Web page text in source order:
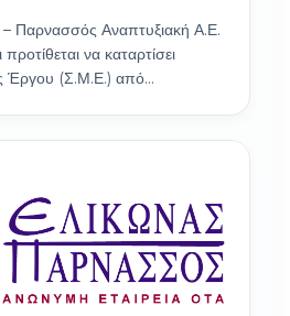
– Παρνασσός Αναπτυξιακή Α.Ε.
να καταρτίσει
Έργου (Σ.Μ.Ε.) από…